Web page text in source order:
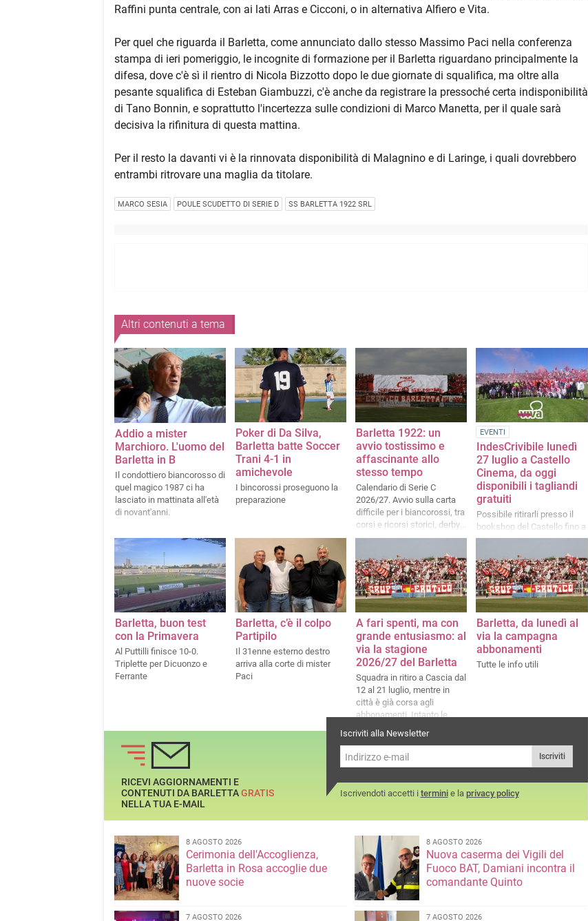
Raffini punta centrale, con ai lati Arras e Cicconi, o in alternativa Alfiero e Vita.
Per quel che riguarda il Barletta, come annunciato dallo stesso Massimo Paci nella conferenza
stampa di ieri pomeriggio, le incognite di formazione per il Barletta riguardano principalmente la
difesa, dove c'è sì il rientro di Nicola Bizzotto dopo le due giornate di squalifica, ma oltre alla
pesante squalifica di Esteban Giambuzzi, c'è anche da registrare la pressoché certa indisponibilità
di Tano Bonnin, e soprattutto l'incertezza sulle condizioni di Marco Manetta, per il quale sarà
decisiva la rifinitura di questa mattina.
Per il resto la davanti vi è la rinnovata disponibilità di Malagnino e di Laringe, i quali dovrebbero
entrambi ritrovare una maglia da titolare.
MARCO SESIA POULE SCUDETTO DI SERIE D SS BARLETTA 1922 SRL
Altri contenuti a tema
Addio a mister
Marchioro. L'uomo del
Barletta in B
Il condottiero biancorosso di
quel magico 1987 ci ha
lasciato in mattinata all'età
di novant'anni.
Poker di Da Silva,
Barletta batte Soccer
Trani 4-1 in
amichevole
I bincorossi proseguono la
preparazione
Barletta 1922: un
avvio tostissimo e
affascinante allo
stesso tempo
Calendario di Serie C
2026/27. Avvio sulla carta
difficile per i biancorossi, tra
corsi e ricorsi storici, derby,
gemellaggi e corazzate varie
EVENTI
IndesCrivibile lunedì
27 luglio a Castello
Cinema, da oggi
disponibili i tagliandi
gratuiti
Possibile ritirarli presso il
bookshop del Castello fino a
esaurimento posti
Barletta, buon test
con la Primavera
Al Puttilli finisce 10-0.
Triplette per Dicuonzo e
Ferrante
Barletta, c’è il colpo
Partipilo
Il 31enne esterno destro
arriva alla corte di mister
Paci
A fari spenti, ma con
grande entusiasmo: al
via la stagione
2026/27 del Barletta
Squadra in ritiro a Cascia dal
12 al 21 luglio, mentre in
città è già corsa agli
abbonamenti. Intanto le
altre...
Barletta, da lunedì al
via la campagna
abbonamenti
Tutte le info utili
Iscriviti alla Newsletter
Iscriviti
Iscrivendoti accetti i terminie la privacy policy
RICEVI AGGIORNAMENTI E
CONTENUTI DA BARLETTAGRATIS
NELLA TUA E-MAIL
8 AGOSTO 2026
Cerimonia dell'Accoglienza,
Barletta in Rosa accoglie due
nuove socie
8 AGOSTO 2026
Nuova caserma dei Vigili del
Fuoco BAT, Damiani incontra il
comandante Quinto
7 AGOSTO 2026 7 AGOSTO 2026